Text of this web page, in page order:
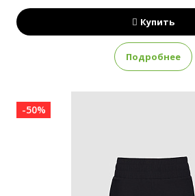
Купить
Подробнее
-50%